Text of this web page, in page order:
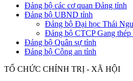
Đảng bộ các cơ quan Đảng tỉnh
Đảng bộ UBND tỉnh
Đảng bộ Đại học Thái
Đảng bộ CTCP Gang
Đảng bộ Quân sự tỉnh
Đảng bộ Công an tỉnh
TỔ CHỨC CHÍNH TRỊ - XÃ HỘI